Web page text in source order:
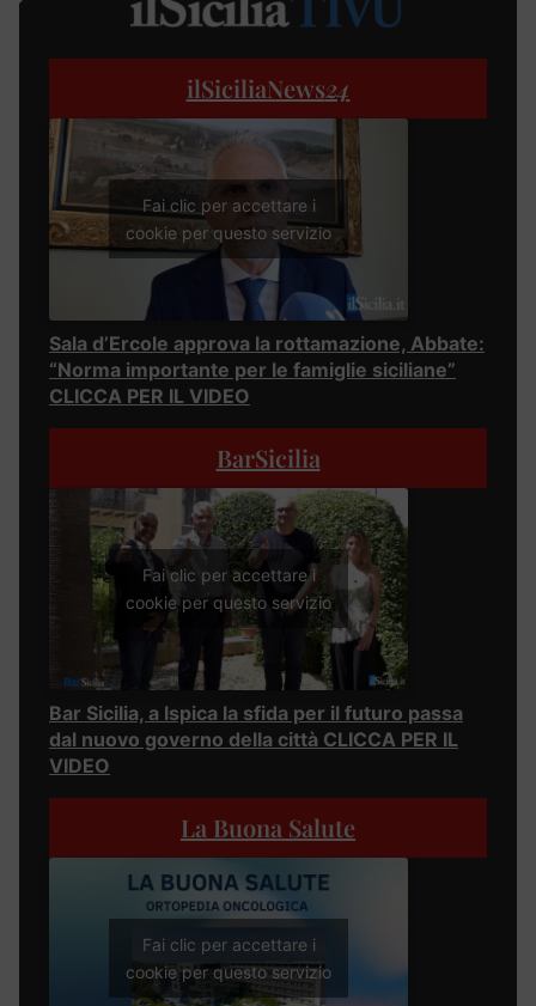
ilSiciliaNews24
Fai clic per accettare i
cookie per questo servizio
Sala d’Ercole approva la rottamazione, Abbate:
“Norma importante per le famiglie siciliane”
CLICCA PER IL VIDEO
BarSicilia
Fai clic per accettare i
cookie per questo servizio
Bar Sicilia, a Ispica la sfida per il futuro passa
dal nuovo governo della città CLICCA PER IL
VIDEO
La Buona Salute
Fai clic per accettare i
cookie per questo servizio